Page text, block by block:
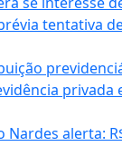
tentativa
privada
alerta: